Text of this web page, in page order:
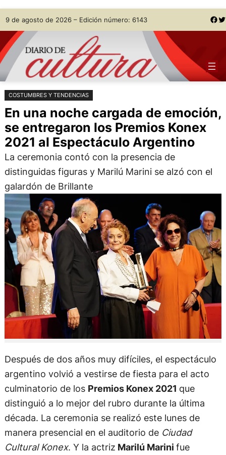
Saltar
al
contenido
Skip
to
content
9 de agosto de 2026 – Edición número: 6143 Facebook Twitter
COSTUMBRES Y TENDENCIAS
En una noche cargada de emoción,
se entregaron los Premios Konex
2021 al Espectáculo Argentino
La ceremonia contó con la presencia de
distinguidas figuras y Marilú Marini se alzó con el
galardón de Brillante
Después de dos años muy difíciles, el espectáculo
argentino volvió a vestirse de fiesta para el acto
culminatorio de los Premios Konex 2021 que
distinguió a lo mejor del rubro durante la última
década. La ceremonia se realizó este lunes de
manera presencial en el auditorio de Ciudad
Cultural Konex. Y la actriz Marilú Marini fue